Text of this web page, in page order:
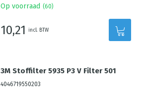
Op voorraad (60)
10,21 incl. BTW
3M Stoffilter 5935 P3 V Filter 501
4046719550203